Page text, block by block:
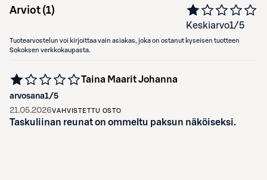
Arviot (1)
Keskiarvo1/5
Tuotearvostelun voi kirjoittaa vain asiakas, joka on ostanut kyseisen tuotteen
Sokoksen verkkokaupasta.
arvosana1/5
Taina Maarit Johanna
21.05.2026VAHVISTETTU OSTO
Taskuliinan reunat on ommeltu paksun näköiseksi.